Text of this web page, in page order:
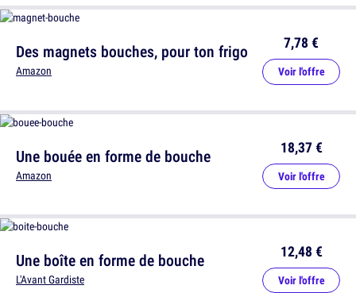
Des magnets bouches, pour ton frigo
Amazon
7,78 €
Voir l'offre
Une boîte en forme de bouche
L'Avant Gardiste
12,48 €
Voir l'offre
Une bouée en forme de bouche
Amazon
18,37 €
Voir l'offre